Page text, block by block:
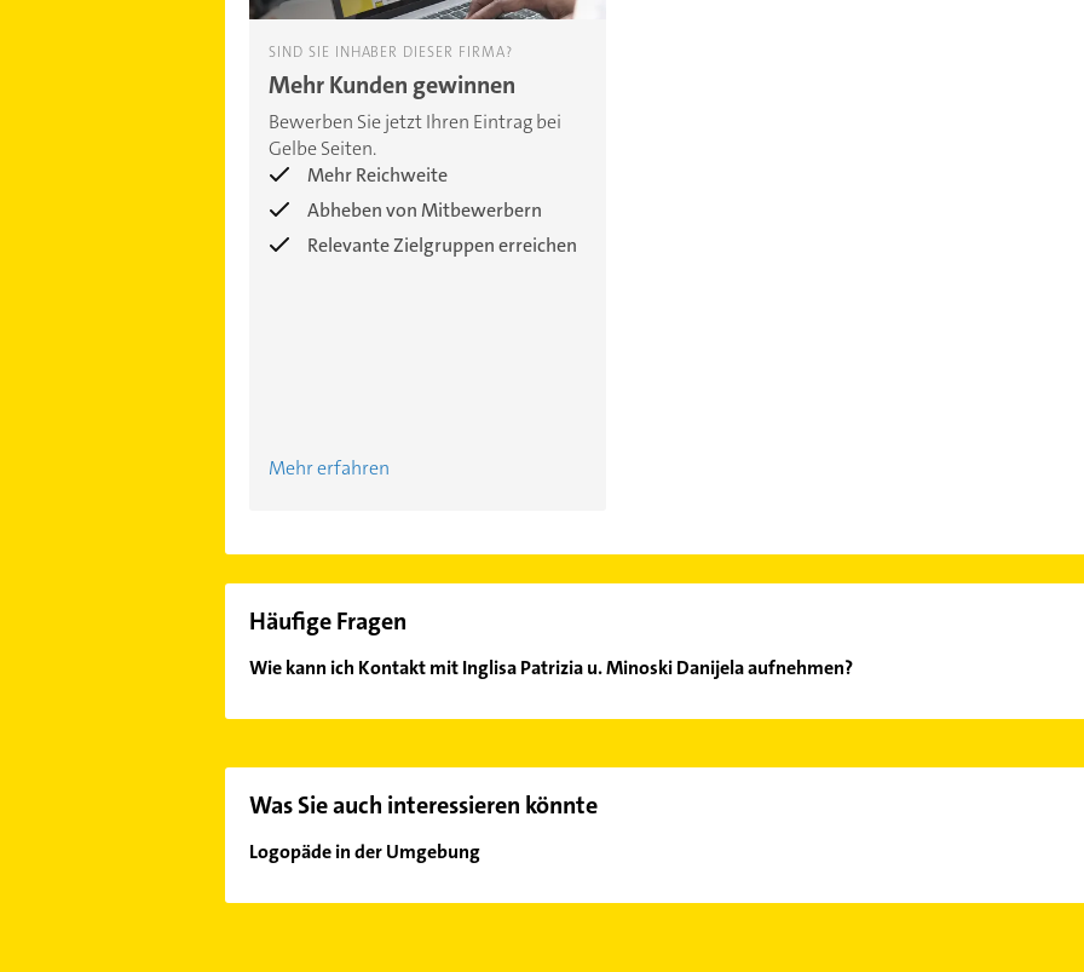
SIND SIE INHABER DIESER FIRMA?
Mehr Kunden gewinnen
Bewerben Sie jetzt Ihren Eintrag bei
Gelbe Seiten.
Mehr Reichweite
Abheben von Mitbewerbern
Relevante Zielgruppen erreichen
Mehr erfahren
Häufige Fragen
Wie kann ich Kontakt mit Inglisa Patrizia u. Minoski Danijela aufnehmen?
Was Sie auch interessieren könnte
Logopäde in der Umgebung